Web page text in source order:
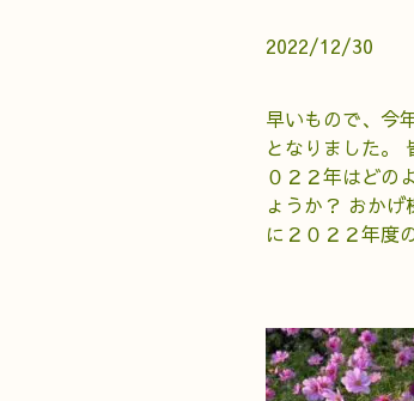
2022/12/30
早いもので、今
となりました。
０２２年はどの
ょうか？ おか
に２０２２年度